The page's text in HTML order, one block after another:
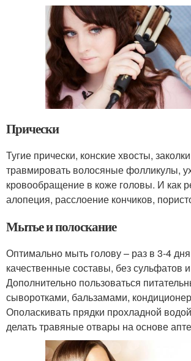
Прически
Тугие прически, конские хвосты,
травмировать волосяные фолликулы,
кровообращение в коже головы. И как
алопеция, расслоение кончиков,
Мытье и полоскание
Оптимально мыть голову – раз в 3-4
качественные составы, без сульфатов
Дополнительно пользоваться
сыворотками, бальзамами,
Ополаскивать прядки прохладной
делать травяные отвары на основе